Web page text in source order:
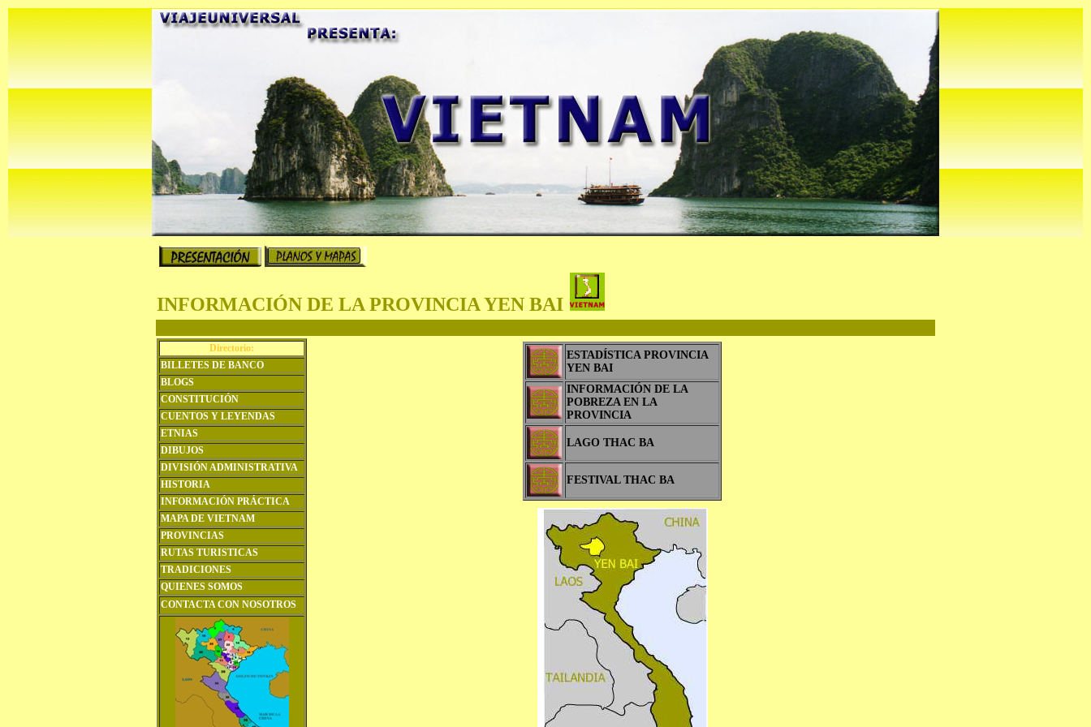
INFORMACIÓN DE LA PROVINCIA YEN BAI
Directorio:
BILLETES DE BANCO
BLOGS
CONSTITUCIÓN
CUENTOS Y LEYENDAS
ETNIAS
DIBUJOS
DIVISIÓN ADMINISTRATIVA
HISTORIA
INFORMACIÓN PRÁCTICA
MAPA DE VIETNAM
PROVINCIAS
RUTAS TURISTICAS
TRADICIONES
QUIENES SOMOS
CONTACTA CON NOSOTROS
ESTADÍSTICA PROVINCIA
YEN BAI
INFORMACIÓN DE LA
POBREZA EN LA
PROVINCIA
LAGO THAC BA
FESTIVAL THAC BA